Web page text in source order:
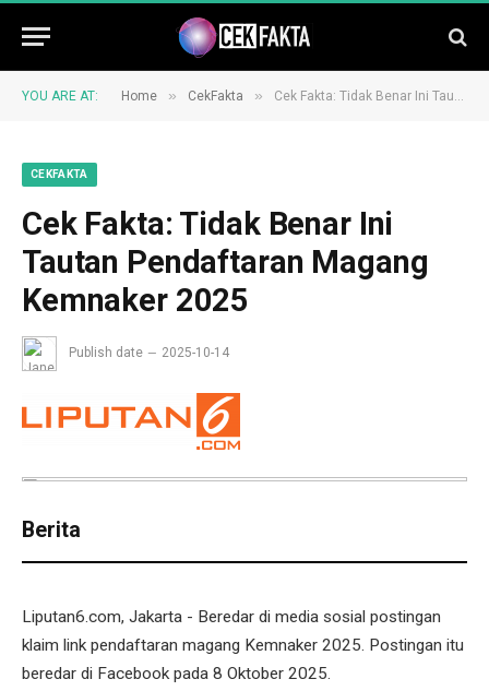
YOU ARE AT: Home » CekFakta » Cek Fakta: Tidak Benar Ini Tautan Pendaftaran Magang Kemnaker 2025
CEKFAKTA
Cek Fakta: Tidak Benar Ini
Tautan Pendaftaran Magang
Kemnaker 2025
Publish date 2025-10-14
Berita
Liputan6.com, Jakarta - Beredar di media sosial postingan
klaim link pendaftaran magang Kemnaker 2025. Postingan itu
beredar di Facebook pada 8 Oktober 2025.